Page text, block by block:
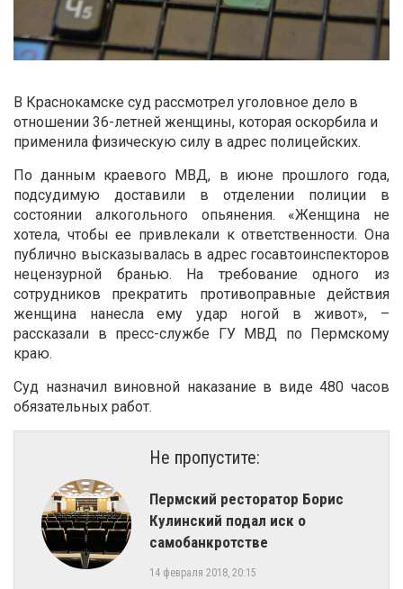
В Краснокамске суд рассмотрел уголовное дело в
отношении 36-летней женщины, которая оскорбила и
применила физическую силу в адрес полицейских.
По данным краевого МВД, в июне прошлого года,
подсудимую доставили в отделении полиции в
состоянии алкогольного опьянения. «Женщина не
хотела, чтобы ее привлекали к ответственности. Она
публично высказывалась в адрес госавтоинспекторов
нецензурной бранью. На требование одного из
сотрудников прекратить противоправные действия
женщина нанесла ему удар ногой в живот», –
рассказали в пресс-службе ГУ МВД по Пермскому
краю.
Суд назначил виновной наказание в виде 480 часов
обязательных работ.
Не пропустите:
Пермский ресторатор Борис
Кулинский подал иск о
самобанкротстве
14 февраля 2018, 20:15